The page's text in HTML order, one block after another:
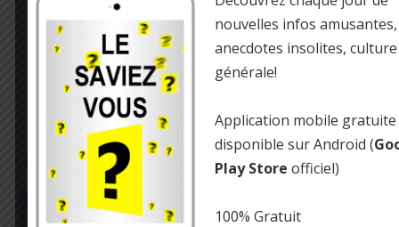
LE SAVIEZ-VOUS ?
nouvelles infos amusantes,
anecdotes insolites, culture
générale!
Application mobile gratuite
disponible sur Android (
Play Store officiel)
100% Gratuit